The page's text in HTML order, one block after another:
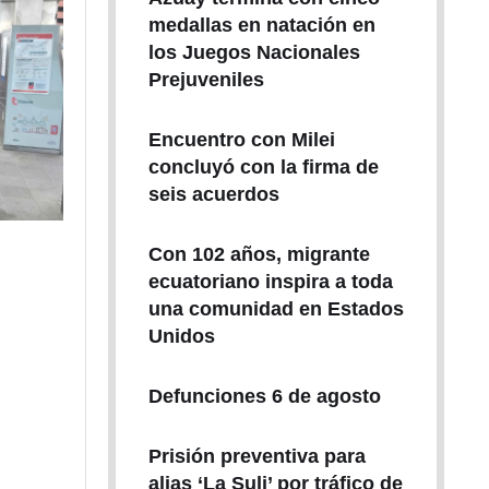
medallas en natación en
los Juegos Nacionales
Prejuveniles
Encuentro con Milei
concluyó con la firma de
seis acuerdos
Con 102 años, migrante
ecuatoriano inspira a toda
una comunidad en Estados
Unidos
Defunciones 6 de agosto
Prisión preventiva para
alias ‘La Suli’ por tráfico de